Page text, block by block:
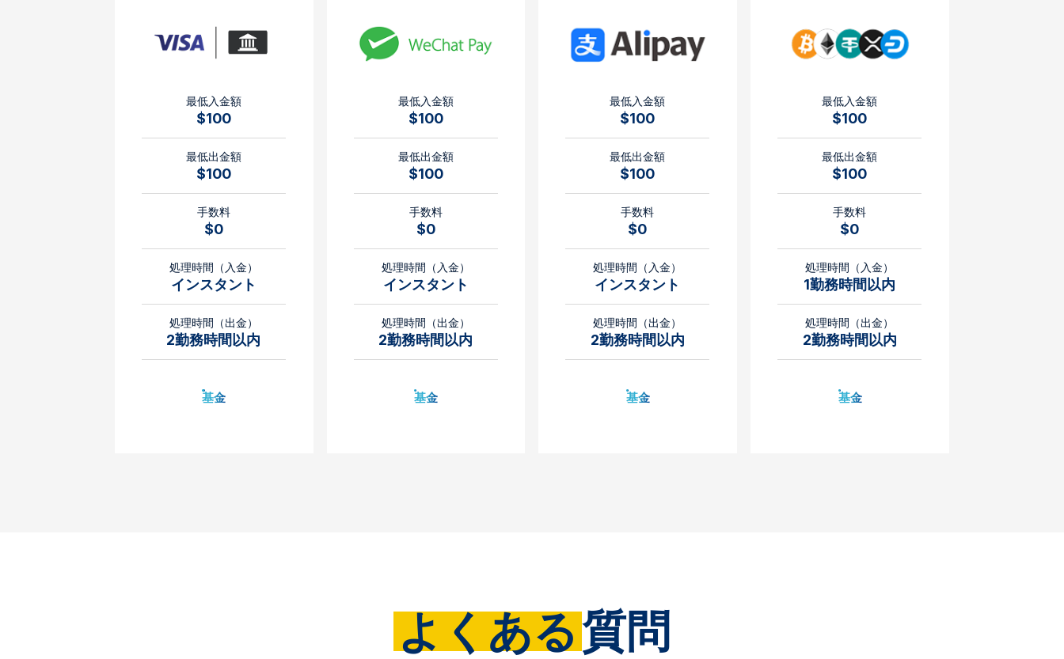
最低入金額
$100
最低出金額
$100
手数料
$0
処理時間（入金）
インスタント
処理時間（出金）
2勤務時間以内
基金
最低入金額
$100
最低出金額
$100
手数料
$0
処理時間（入金）
インスタント
処理時間（出金）
2勤務時間以内
基金
最低入金額
$100
最低出金額
$100
手数料
$0
処理時間（入金）
インスタント
処理時間（出金）
2勤務時間以内
基金
最低入金額
$100
最低出金額
$100
手数料
$0
処理時間（入金）
1勤務時間以内
処理時間（出金）
2勤務時間以内
基金
よくある質問